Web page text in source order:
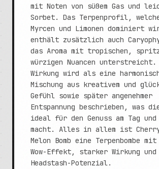
mit Noten von süßem Gas und
Sorbet. Das Terpenprofil,
Myrcen und Limonen dominiert
enthält zusätzlich auch
das Aroma mit tropischen,
würzigen Nuancen unterstreicht.
Wirkung wird als eine
Mischung aus kreativem und
Gefühl sowie später angenehmer
Entspannung beschrieben, was
ideal für den Genuss am Tag und
macht. Alles in allem ist
Melon Bomb eine Terpenbombe
Wow-Effekt, starker Wirkung und
Headstash-Potenzial.